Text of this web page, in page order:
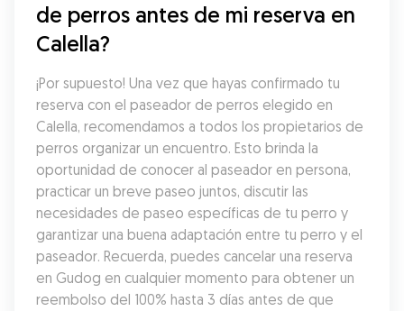
de perros antes de mi reserva en
Calella?
¡Por supuesto! Una vez que hayas confirmado tu
reserva con el paseador de perros elegido en
Calella, recomendamos a todos los propietarios de
perros organizar un encuentro. Esto brinda la
oportunidad de conocer al paseador en persona,
practicar un breve paseo juntos, discutir las
necesidades de paseo específicas de tu perro y
garantizar una buena adaptación entre tu perro y el
paseador. Recuerda, puedes cancelar una reserva
en Gudog en cualquier momento para obtener un
reembolso del 100% hasta 3 días antes de que